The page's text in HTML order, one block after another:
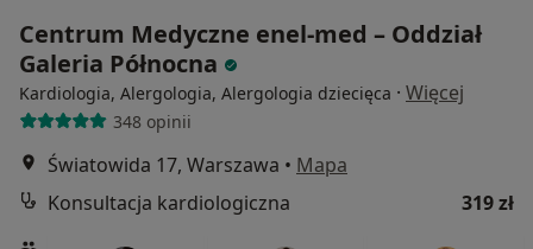
Centrum Medyczne enel-med – Oddział
Galeria Północna
Kardiologia, Alergologia, Alergologia dziecięca · Więcej
348 opinii
Światowida 17, Warszawa • Mapa
Konsultacja kardiologiczna
319 zł